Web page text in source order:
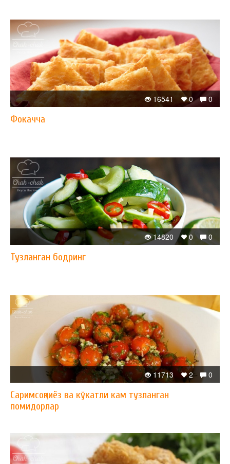
0
0
16541
Фокачча
0
0
14820
Тузланган бодринг
0
2
11713
Саримсоқпиёз ва кўкатли кам тузланган
помидорлар